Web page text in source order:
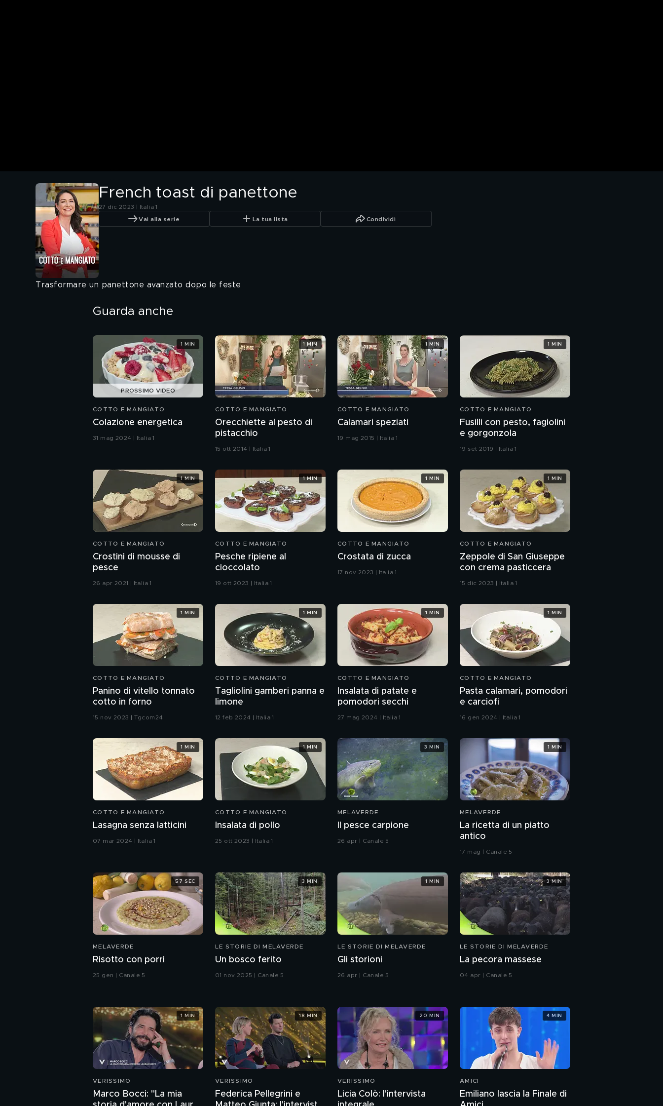
French toast di panettone
27 dic 2023 | Italia 1
Vai alla serie La tua lista Condividi
Trasformare un panettone avanzato dopo le feste
Guarda anche
PROSSIMO VIDEO
COTTO E MANGIATO
Colazione energetica
31 mag 2024 | Italia 1
1 MIN
COTTO E MANGIATO
Orecchiette al pesto di
pistacchio
15 ott 2014 | Italia 1
1 MIN
COTTO E MANGIATO
Calamari speziati
19 mag 2015 | Italia 1
1 MIN
COTTO E MANGIATO
Fusilli con pesto, fagiolini
e gorgonzola
19 set 2019 | Italia 1
1 MIN
COTTO E MANGIATO
Crostini di mousse di
pesce
26 apr 2021 | Italia 1
1 MIN
COTTO E MANGIATO
Pesche ripiene al
cioccolato
19 ott 2023 | Italia 1
1 MIN
COTTO E MANGIATO
Crostata di zucca
17 nov 2023 | Italia 1
1 MIN
COTTO E MANGIATO
Zeppole di San Giuseppe
con crema pasticcera
15 dic 2023 | Italia 1
1 MIN
COTTO E MANGIATO
Panino di vitello tonnato
cotto in forno
15 nov 2023 | Tgcom24
1 MIN
COTTO E MANGIATO
Tagliolini gamberi panna e
limone
12 feb 2024 | Italia 1
1 MIN
COTTO E MANGIATO
Insalata di patate e
pomodori secchi
27 mag 2024 | Italia 1
1 MIN
COTTO E MANGIATO
Pasta calamari, pomodori
e carciofi
16 gen 2024 | Italia 1
1 MIN
COTTO E MANGIATO
Lasagna senza latticini
07 mar 2024 | Italia 1
1 MIN
COTTO E MANGIATO
Insalata di pollo
25 ott 2023 | Italia 1
1 MIN
MELAVERDE
Il pesce carpione
26 apr | Canale 5
3 MIN
MELAVERDE
La ricetta di un piatto
antico
17 mag | Canale 5
1 MIN
MELAVERDE
Risotto con porri
25 gen | Canale 5
57 SEC
LE STORIE DI MELAVERDE
Un bosco ferito
01 nov 2025 | Canale 5
3 MIN
LE STORIE DI MELAVERDE
Gli storioni
26 apr | Canale 5
1 MIN
LE STORIE DI MELAVERDE
La pecora massese
04 apr | Canale 5
3 MIN
VERISSIMO
Marco Bocci: "La mia
1 MIN
VERISSIMO
Federica Pellegrini e
18 MIN
VERISSIMO
Licia Colò: l'intervista
20 MIN
AMICI
Emiliano lascia la Finale di
4 MIN